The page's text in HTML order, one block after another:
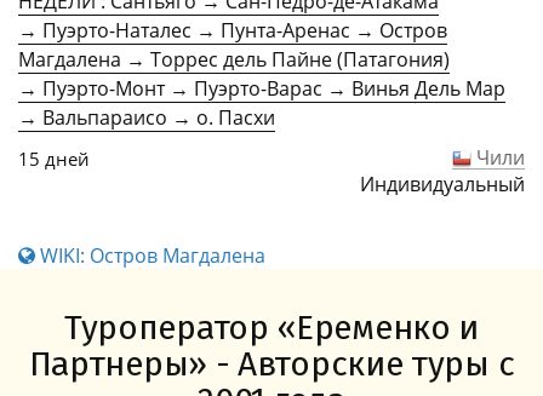
→ Пуэрто-Наталес → Пунта-Аренас → Остров
Магдалена → Торрес дель Пайне (Патагония)
→ Пуэрто-Монт → Пуэрто-Варас → Винья Дель Мар
→ Вальпараисо → о. Пасхи
15 дней
Чили
Индивидуальный
WIKI: Остров Магдалена
Туроператор «Еременко и
Партнеры» - Авторские туры с